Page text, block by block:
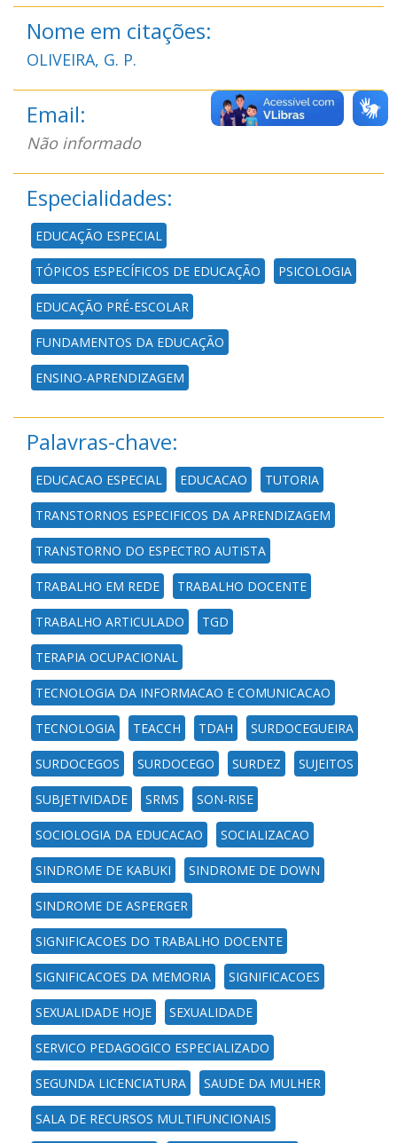
Nome em citações:
OLIVEIRA, G. P.
Email:
Não informado
Especialidades:
EDUCAÇÃO ESPECIAL
TÓPICOS ESPECÍFICOS DE EDUCAÇÃO PSICOLOGIA
EDUCAÇÃO PRÉ-ESCOLAR
FUNDAMENTOS DA EDUCAÇÃO
ENSINO-APRENDIZAGEM
Palavras-chave:
EDUCACAO ESPECIAL EDUCACAO TUTORIA
TRANSTORNOS ESPECIFICOS DA APRENDIZAGEM
TRANSTORNO DO ESPECTRO AUTISTA
TRABALHO EM REDE TRABALHO DOCENTE
TRABALHO ARTICULADO TGD
TERAPIA OCUPACIONAL
TECNOLOGIA DA INFORMACAO E COMUNICACAO
TECNOLOGIA TEACCH TDAH SURDOCEGUEIRA
SURDOCEGOS SURDOCEGO SURDEZ SUJEITOS
SUBJETIVIDADE SRMS SON-RISE
SOCIOLOGIA DA EDUCACAO SOCIALIZACAO
SINDROME DE KABUKI SINDROME DE DOWN
SINDROME DE ASPERGER
SIGNIFICACOES DO TRABALHO DOCENTE
SIGNIFICACOES DA MEMORIA SIGNIFICACOES
SEXUALIDADE HOJE SEXUALIDADE
SERVICO PEDAGOGICO ESPECIALIZADO
SEGUNDA LICENCIATURA SAUDE DA MULHER
SALA DE RECURSOS MULTIFUNCIONAIS